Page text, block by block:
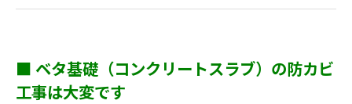
■ ベタ基礎（コンクリートスラブ）の防カビ
工事は大変です